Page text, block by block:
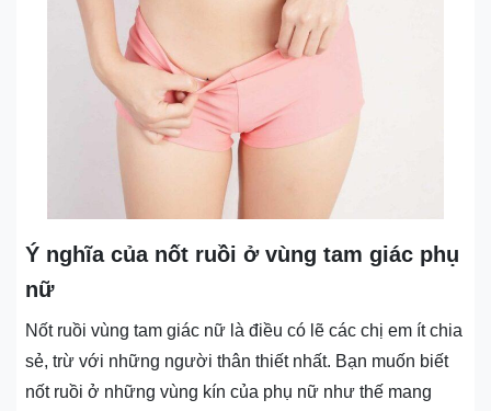
Ý nghĩa của nốt ruồi ở vùng tam giác phụ
nữ
Nốt ruồi vùng tam giác nữ là điều có lẽ các chị em ít chia
sẻ, trừ với những người thân thiết nhất. Bạn muốn biết
nốt ruồi ở những vùng kín của phụ nữ như thế mang